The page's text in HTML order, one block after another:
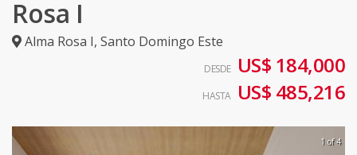
Rosa I
Alma Rosa I, Santo Domingo Este
DESDE US$ 184,000
HASTA US$ 485,216
1 of 4